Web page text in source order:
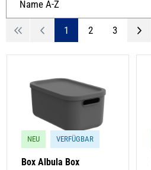
1 2 3
NEU VERFÜGBAR
Box Albula Box